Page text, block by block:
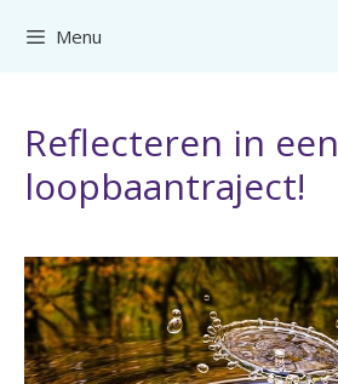
naar
Menu
Reflecteren in een
loopbaantraject!